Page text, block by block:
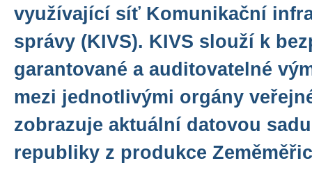
využívající síť Komunikační
správy (KIVS). KIVS slouží k
garantované a auditovatelné
mezi jednotlivými orgány
zobrazuje aktuální datovou
republiky z produkce